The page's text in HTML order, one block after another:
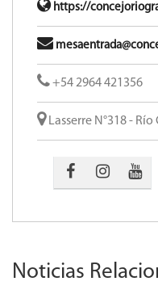
https://
+54 2964 421356
Lasserre N°318 - Río
Noticias